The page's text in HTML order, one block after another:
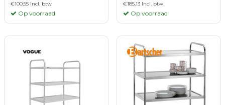
€100,55 Incl. btw
Op voorraad
€185,13 Incl. btw
Op voorraad